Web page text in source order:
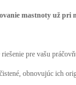
mastnoty už
pre vašu
obnovujúc ich